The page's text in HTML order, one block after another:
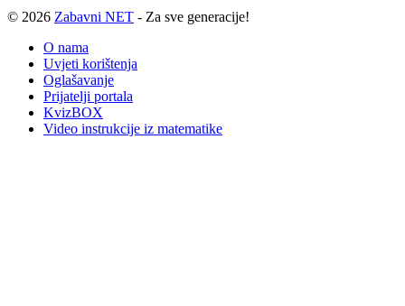
© 2026 Zabavni NET - Za sve generacije!
O nama
Uvjeti korištenja
Oglašavanje
Prijatelji portala
KvizBOX
Video instrukcije iz matematike